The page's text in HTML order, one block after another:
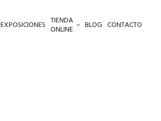
EXPOSICIONES TIENDA
ONLINE BLOG CONTACTO